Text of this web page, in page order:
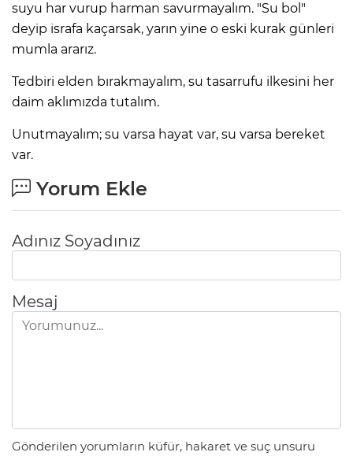
suyu har vurup harman savurmayalım. "Su bol"
deyip israfa kaçarsak, yarın yine o eski kurak günleri
mumla ararız.
Tedbiri elden bırakmayalım, su tasarrufu ilkesini her
daim aklımızda tutalım.
​Unutmayalım; su varsa hayat var, su varsa bereket
var.
Yorum Ekle
Adınız Soyadınız
Mesaj
Gönderilen yorumların küfür, hakaret ve suç unsuru